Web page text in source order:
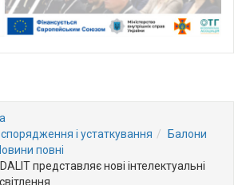
і устаткування
Балони
повні
представляє нові інтелектуальні